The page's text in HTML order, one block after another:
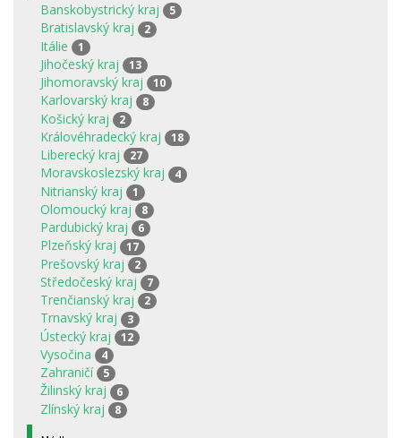
Banskobystrický kraj 5
Bratislavský kraj 2
Itálie 1
Jihočeský kraj 13
Jihomoravský kraj 10
Karlovarský kraj 8
Košický kraj 2
Královéhradecký kraj 18
Liberecký kraj 27
Moravskoslezský kraj 4
Nitrianský kraj 1
Olomoucký kraj 8
Pardubický kraj 6
Plzeňský kraj 17
Prešovský kraj 2
Středočeský kraj 7
Trenčianský kraj 2
Trnavský kraj 3
Ústecký kraj 12
Vysočina 4
Zahraničí 5
Žilinský kraj 6
Zlínský kraj 8